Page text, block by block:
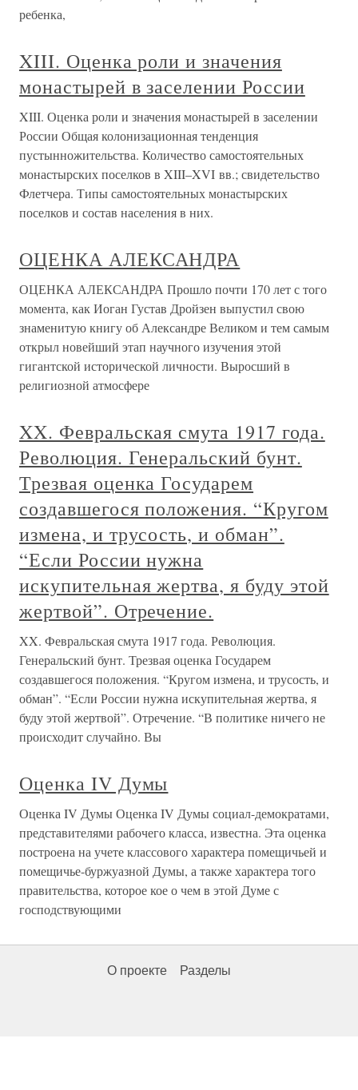
ребенка,
XIII. Оценка роли и значения
монастырей в заселении России
XIII. Оценка роли и значения монастырей в заселении
России Общая колонизационная тенденция
пустынножительства. Количество самостоятельных
монастырских поселков в XIII–XVI вв.; свидетельство
Флетчера. Типы самостоятельных монастырских
поселков и состав населения в них.
ОЦЕНКА АЛЕКСАНДРА
ОЦЕНКА АЛЕКСАНДРА Прошло почти 170 лет с того
момента, как Иоган Густав Дройзен выпустил свою
знаменитую книгу об Александре Великом и тем самым
открыл новейший этап научного изучения этой
гигантской исторической личности. Выросший в
религиозной атмосфере
XX. Февральская смута 1917 года.
Революция. Генеральский бунт.
Трезвая оценка Государем
создавшегося положения. “Кругом
измена, и трусость, и обман”.
“Если России нужна
искупительная жертва, я буду этой
жертвой”. Отречение.
XX. Февральская смута 1917 года. Революция.
Генеральский бунт. Трезвая оценка Государем
создавшегося положения. “Кругом измена, и трусость, и
обман”. “Если России нужна искупительная жертва, я
буду этой жертвой”. Отречение. “В политике ничего не
происходит случайно. Вы
Оценка IV Думы
Оценка IV Думы Оценка IV Думы социал-демократами,
представителями рабочего класса, известна. Эта оценка
построена на учете классового характера помещичьей и
помещичье-буржуазной Думы, а также характера того
правительства, которое кое о чем в этой Думе с
господствующими
О проекте Разделы